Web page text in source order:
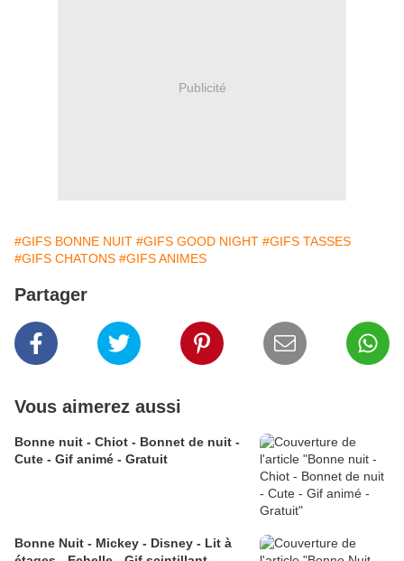
Publicité
#GIFS BONNE NUIT #GIFS GOOD NIGHT #GIFS TASSES
#GIFS CHATONS #GIFS ANIMES
Partager
Vous aimerez aussi
Bonne nuit - Chiot - Bonnet de nuit -
Cute - Gif animé - Gratuit
Bonne Nuit - Mickey - Disney - Lit à